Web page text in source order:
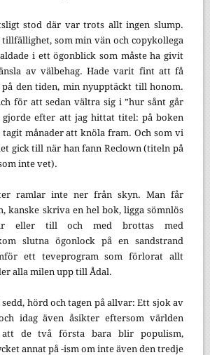
stod där var trots allt ingen slump.
tillfällighet, som min vän och copykollega
i ett ögonblick som måste ha givit
av välbehag. Hade varit fint att få
den tiden, min nyupptäckt till honom.
för att sedan vältra sig i ”hur sånt går
efter att jag hittat titel: på boken
månader att knöla fram. Och som vi
gick till när han fann Reclown (titeln på
inte vet).
ramlar inte ner från skyn. Man får
kanske skriva en hel bok, ligga sömnlös
eller till och med brottas med
slutna ögonlock på en sandstrand
ett teveprogram som förlorat allt
alla milen upp till Ådal.
hörd och tagen på allvar: Ett sjok av
idag även åsikter eftersom världen
de två första bara blir populism,
annat på -ism om inte även den tredje